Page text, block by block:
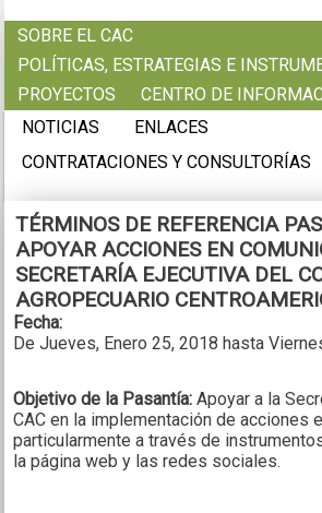
SOBRE EL CAC
POLÍTICAS, ESTRATEGIAS E
PROYECTOS
CENTRO DE
NOTICIAS
ENLACES
CONTRATACIONES Y CONSULTORÍAS
TÉRMINOS DE REFERENCIA
APOYAR ACCIONES EN
SECRETARÍA EJECUTIVA DEL
AGROPECUARIO
Fecha:
DeJueves, Enero 25, 2018 hasta
Objetivo de la Pasantía: Apoyar a la
CAC en la implementación de acciones
particularmente a través de
la página web y las redes sociales.